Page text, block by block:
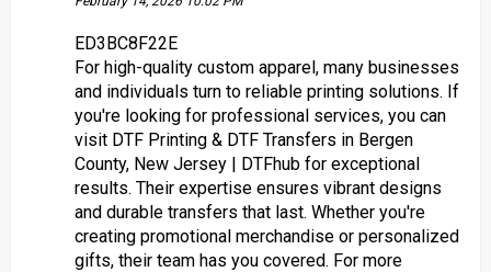
ED3BC8F22E
For high-quality custom apparel, many businesses
and individuals turn to reliable printing solutions. If
you're looking for professional services, you can
visit DTF Printing & DTF Transfers in Bergen
County, New Jersey | DTFhubfor exceptional
results. Their expertise ensures vibrant designs
and durable transfers that last. Whether you're
creating promotional merchandise or personalized
gifts, their team has you covered. For more